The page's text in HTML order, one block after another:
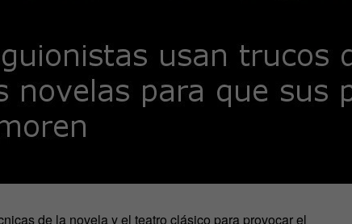
de la novela y el teatro clásico para provocar el